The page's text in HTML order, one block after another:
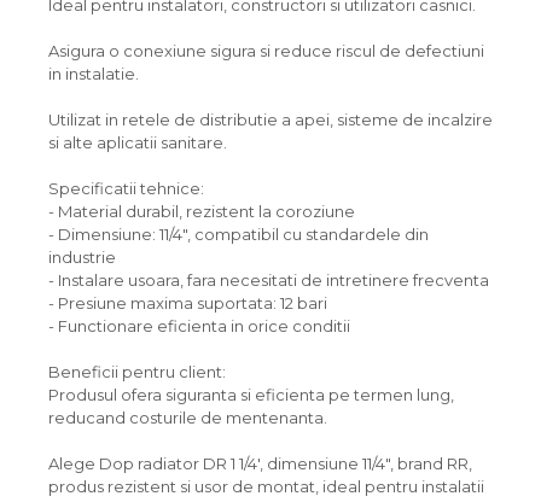
Ideal pentru instalatori, constructori si utilizatori casnici.
Asigura o conexiune sigura si reduce riscul de defectiuni
in instalatie.
Utilizat in retele de distributie a apei, sisteme de incalzire
si alte aplicatii sanitare.
Specificatii tehnice:
- Material durabil, rezistent la coroziune
- Dimensiune: 11/4", compatibil cu standardele din
industrie
- Instalare usoara, fara necesitati de intretinere frecventa
- Presiune maxima suportata: 12 bari
- Functionare eficienta in orice conditii
Beneficii pentru client:
Produsul ofera siguranta si eficienta pe termen lung,
reducand costurile de mentenanta.
Alege Dop radiator DR 1 1/4', dimensiune 11/4", brand RR,
produs rezistent si usor de montat, ideal pentru instalatii